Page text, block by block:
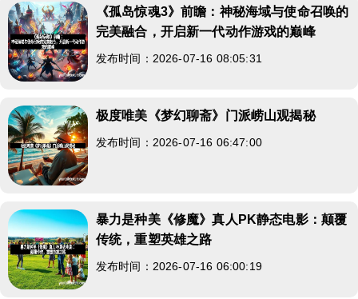
《孤岛惊魂3》前瞻：神秘海域与使命召唤的
完美融合，开启新一代动作游戏的巅峰
发布时间：2026-07-16 08:05:31
极度唯美《梦幻聊斋》门派崂山观揭秘
发布时间：2026-07-16 06:47:00
暴力是种美《修魔》真人PK静态电影：颠覆
传统，重塑英雄之路
发布时间：2026-07-16 06:00:19